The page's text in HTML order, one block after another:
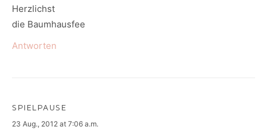
Herzlichst
die Baumhausfee
Antworten
SPIELPAUSE
says:
23 Aug., 2012 at 7:06 a.m.